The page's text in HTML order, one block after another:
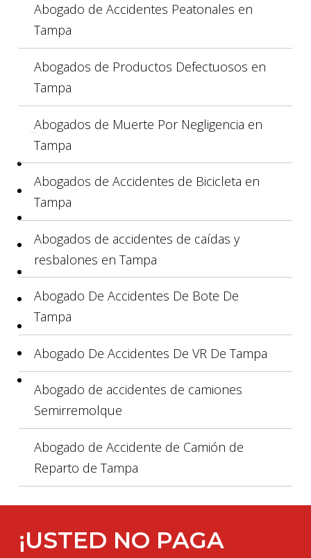
Abogado de Accidentes Peatonales en
Tampa
Abogados de Productos Defectuosos en
Tampa
Abogados de Muerte Por Negligencia en
Tampa
Abogados de Accidentes de Bicicleta en
Tampa
Abogados de accidentes de caídas y
resbalones en Tampa
Abogado De Accidentes De Bote De
Tampa
Abogado De Accidentes De VR De Tampa
Abogado de accidentes de camiones
Semirremolque
Abogado de Accidente de Camión de
Reparto de Tampa
¡USTED NO PAGA